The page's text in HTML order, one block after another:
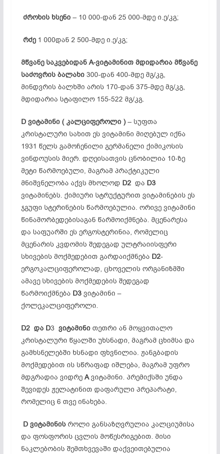
ძროხის ხსენი– 10 000-დან 25 000-მდე ი.ე/კგ;
რძე1 000დან 2 500-მდე ი.ე/კგ;
მწვანე საკვებიდან A-ვიტამინით მდიდარია მწვანე
საძოვრის ბალახი300-დან 400-მდე მგ/კგ,
მინდვრის ბალხში არის 170-დან 375-მდე მგ/კგ,
მდიდარია სტაფილო 155-522 მგ/კგ.
D ვიტამინი ( კალციფეროლი )– სუფთა
კრისტალური სახით ეს ვიტამინი მიღებულ იქნა
1931 წელს გამოჩენილი გერმანელი ქიმიკოსის
ვინდოუსის მიერ. დღეისათვის ცნობილია 10-ზე
მეტი წარმოებული, მაგრამ პრაქტიკული
მნიშვნელობა აქვს მხოლოდ D2და D3
ვიტამინებს. ქიმიური სტრუქტურით ვიტამინების ეს
ჯგუფი სტერინების წარმოებულია. ორივე ვიტამინი
წინამორბედებისაგან წარმოიქმნება. მცენარესა
და საფუარში ეს ერგოსტერინია, რომელიც
მცენარის კვდომის შედეგად ულტრაიისფერი
სხივების მოქმედებით გარდაიქმნება D2-
ერგოკალციფეროლად, ცხოველის ორგანიზმში
ამავე სხივების მოქმედების შედეგად
წარმოიქმნება D3ვიტამინი –
ქოლეკალციფეროლი.
D2 და D3 ვიტამინითეთრი ან მოყვითალო
კრისტალური წყალში უხსნადი, მაგრამ ცხიმსა და
გამხსნელებში ხსნადი ფხვნილია. ჟანგბადის
მოქმედებით ის სწრაფად იშლება, მაგრამ უფრო
მდგრადია ვიდრე Aვიტამინი. პრემიქსში უნდა
შევიდეს ჟელატინით დაფარული პრეპარატი,
რომელიც 6 თვე ინახება.
D ვიტამინისროლი განსაზღვრულია კალციუმისა
და ფოსფორის ცვლის მოწესრიგებით. მისი
ნაკლებობის შემთხვევაში დაქვეითებულია